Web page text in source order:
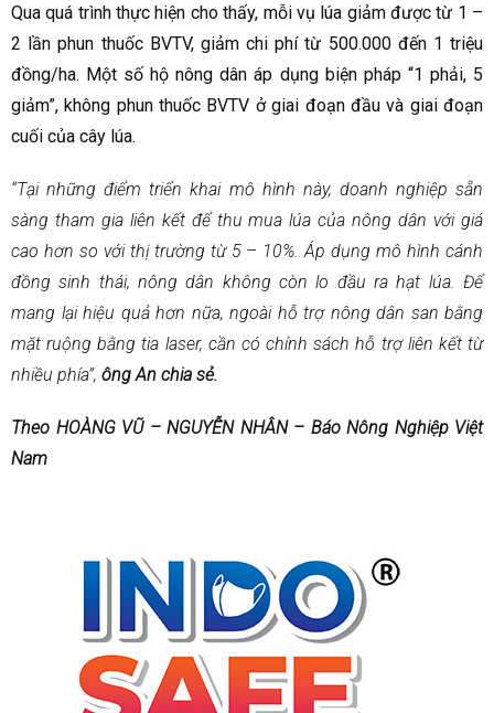
Qua quá trình thực hiện cho thấy, mỗi vụ lúa giảm được từ 1 –
2 lần phun thuốc BVTV, giảm chi phí từ 500.000 đến 1 triệu
đồng/ha. Một số hộ nông dân áp dụng biện pháp “1 phải, 5
giảm”, không phun thuốc BVTV ở giai đoạn đầu và giai đoạn
cuối của cây lúa.
“Tại những điểm triển khai mô hình này, doanh nghiệp sẵn
sàng tham gia liên kết để thu mua lúa của nông dân với giá
cao hơn so với thị trường từ 5 – 10%. Áp dụng mô hình cánh
đồng sinh thái, nông dân không còn lo đầu ra hạt lúa. Để
mang lại hiệu quả hơn nữa, ngoài hỗ trợ nông dân san bằng
mặt ruộng bằng tia laser, cần có chính sách hỗ trợ liên kết từ
nhiều phía”, ông An chia sẻ.
Theo HOÀNG VŨ – NGUYỄN NHÂN – Báo Nông Nghiệp Việt
Nam